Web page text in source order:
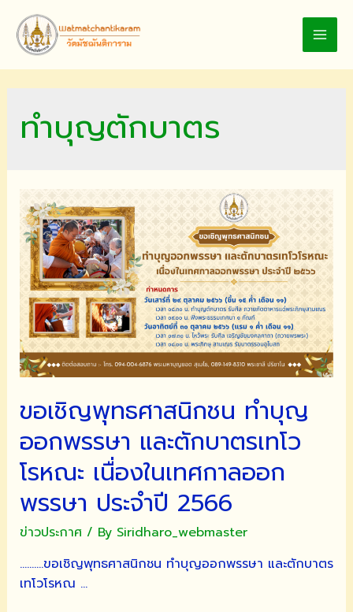
content
ทำบุญตักบาตร
ขอเชิญพุทธศาสนิกชน ทำบุญ
ออกพรรษา และตักบาตรเทโว
โรหณะ เนื่องในเทศกาลออก
พรรษา ประจำปี 2566
ข่าวประกาศ/ By Siridharo_webmaster
……….ขอเชิญพุทธศาสนิกชน ทำบุญออกพรรษา และตักบาตร
เทโวโรหณ …